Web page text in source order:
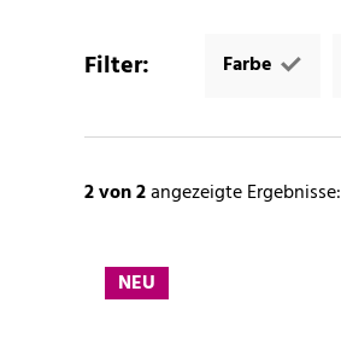
Filter: Farbe
2von 2angezeigte Ergebnisse:
NEU